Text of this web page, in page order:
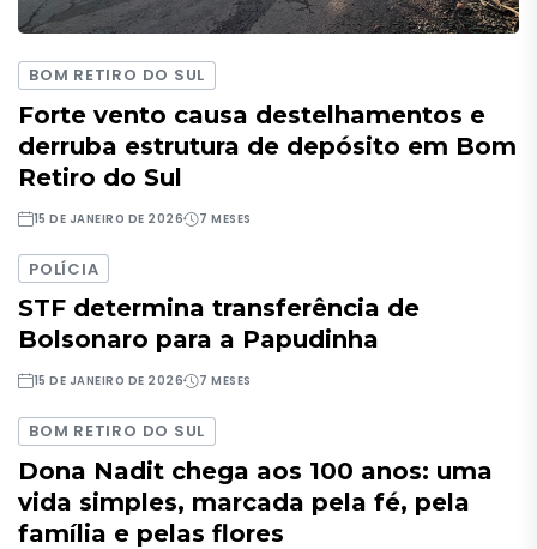
BOM RETIRO DO SUL
Forte vento causa destelhamentos e
derruba estrutura de depósito em Bom
Retiro do Sul
15 DE JANEIRO DE 2026 7 MESES
POLÍCIA
STF determina transferência de
Bolsonaro para a Papudinha
15 DE JANEIRO DE 2026 7 MESES
BOM RETIRO DO SUL
Dona Nadit chega aos 100 anos: uma
vida simples, marcada pela fé, pela
família e pelas flores